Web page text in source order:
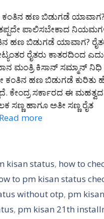
ಕಂತಿನ ಹಣ ಬಿಡುಗಡೆ
ಪಾಲಿಸಬೇಕಾದ
ಹಣ ಬಿಡುಗಡೆ ಯಾವಾಗ?
ರೈತರು ಕಾತರದಿಂದ
ಮಂತ್ರಿ ಕಿಸಾನ್ ಸಮ್ಮಾನ್ ನಿಧಿ
ಹಣ ಬಿಡುಗಡೆ ಕುರಿತು
ಕೇಂದ್ರ ಸರ್ಕಾರದ ಈ ಮಹತ್ವದ
ಹಾಗೂ ಅತೀ ಸಣ್ಣ ರೈತ
Read more
kisan status, how to
to pm kisan status
without otp, pm
, pm kisan 21th